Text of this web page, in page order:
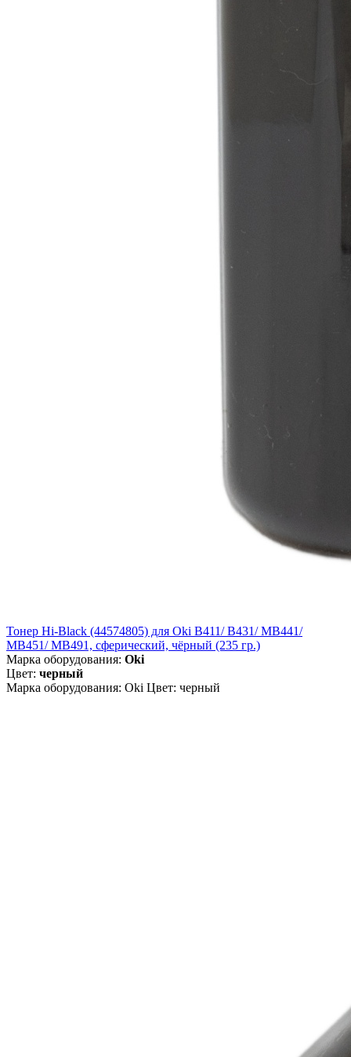
Тонер Hi-Black (44574805) для Oki B411/ B431/ MB441/
MB451/ MB491, сферический, чёрный (235 гр.)
Марка оборудования: Oki
Цвет: черный
Марка оборудования: Oki Цвет: черный